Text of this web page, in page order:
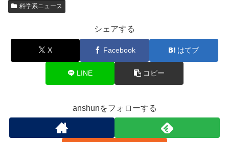
科学系ニュース
シェアする
X Facebook はてブ
LINE コピー
anshunをフォローする